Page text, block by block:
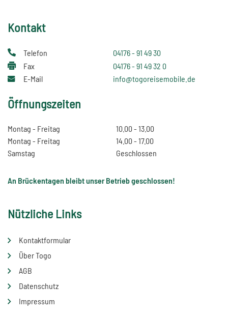
Kontakt
Telefon
04176 - 91 49 30
Fax
04176 - 91 49 32 0
E-Mail
info@togoreisemobile.de
Öffnungszeiten
Montag - Freitag
10.00 - 13.00
Montag - Freitag
14.00 - 17.00
Samstag
Geschlossen
An Brückentagen bleibt unser Betrieb geschlossen!
Nützliche Links
Kontaktformular
Über Togo
AGB
Datenschutz
Impressum